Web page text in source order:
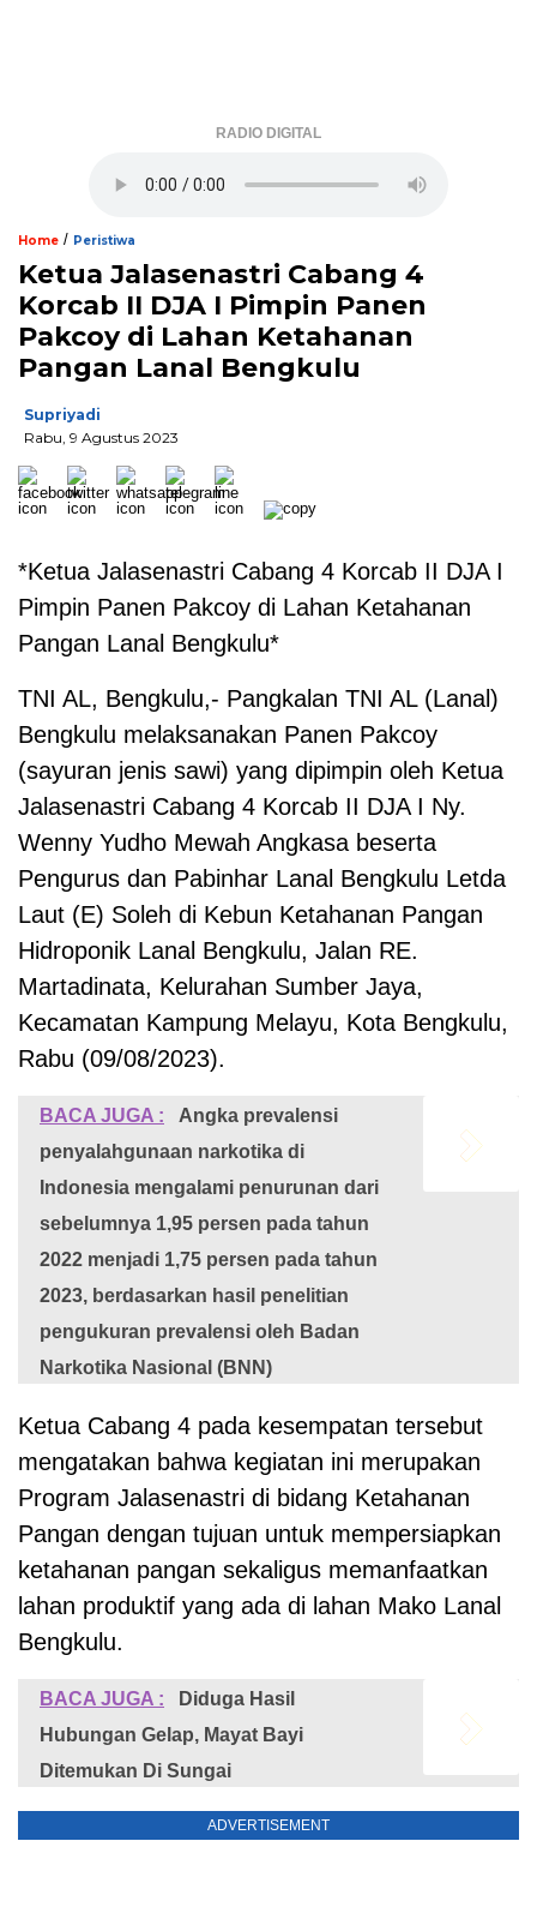
RADIO DIGITAL
Home / Peristiwa
Ketua Jalasenastri Cabang 4
Korcab II DJA I Pimpin Panen
Pakcoy di Lahan Ketahanan
Pangan Lanal Bengkulu
Supriyadi
Rabu, 9 Agustus 2023
*Ketua Jalasenastri Cabang 4 Korcab II DJA I
Pimpin Panen Pakcoy di Lahan Ketahanan
Pangan Lanal Bengkulu*
TNI AL, Bengkulu,- Pangkalan TNI AL (Lanal)
Bengkulu melaksanakan Panen Pakcoy
(sayuran jenis sawi) yang dipimpin oleh Ketua
Jalasenastri Cabang 4 Korcab II DJA I Ny.
Wenny Yudho Mewah Angkasa beserta
Pengurus dan Pabinhar Lanal Bengkulu Letda
Laut (E) Soleh di Kebun Ketahanan Pangan
Hidroponik Lanal Bengkulu, Jalan RE.
Martadinata, Kelurahan Sumber Jaya,
Kecamatan Kampung Melayu, Kota Bengkulu,
Rabu (09/08/2023).
BACA JUGA :
Angka prevalensi
penyalahgunaan narkotika di
Indonesia mengalami penurunan dari
sebelumnya 1,95 persen pada tahun
2022 menjadi 1,75 persen pada tahun
2023, berdasarkan hasil penelitian
pengukuran prevalensi oleh Badan
Narkotika Nasional (BNN)
Ketua Cabang 4 pada kesempatan tersebut
mengatakan bahwa kegiatan ini merupakan
Program Jalasenastri di bidang Ketahanan
Pangan dengan tujuan untuk mempersiapkan
ketahanan pangan sekaligus memanfaatkan
lahan produktif yang ada di lahan Mako Lanal
Bengkulu.
BACA JUGA :
Diduga Hasil
Hubungan Gelap, Mayat Bayi
Ditemukan Di Sungai
ADVERTISEMENT